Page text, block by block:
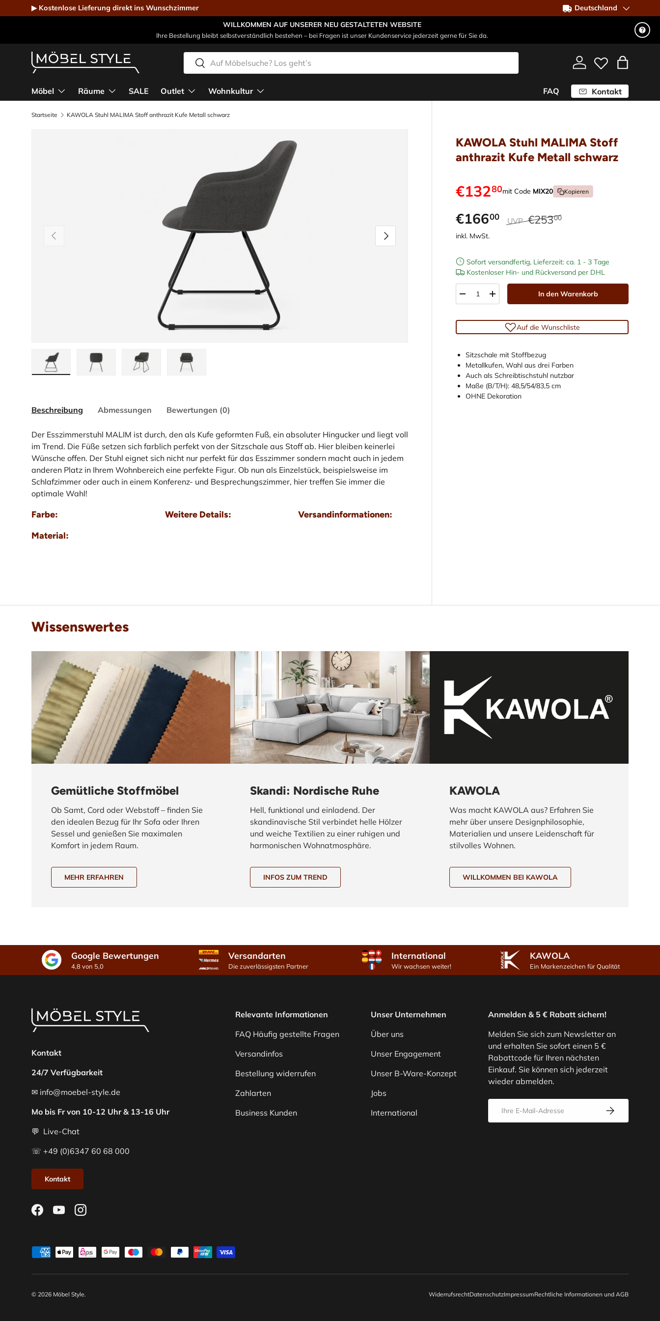
Direkt zum Inhalt
▶ Kostenlose Lieferung direkt ins Wunschzimmer
Deutschland
WILLKOMMEN AUF UNSERER NEU GESTALTETEN WEBSITE
Ihre Bestellung bleibt selbstverständlich bestehen – bei Fragen ist unser Kundenservice jederzeit gerne für Sie da.
Suchen
Suchen
Einloggen
Möbel Räume SALE Outlet Wohnkultur FAQ Kontakt
Startseite KAWOLA Stuhl MALIMA Stoff anthrazit Kufe Metall schwarz
Vorherige Nächste
Bild 1 in Galerieansicht laden
Bild 2 in Galerieansicht laden
Bild 3 in Galerieansicht laden
Bild 4 in Galerieansicht laden
KAWOLA Stuhl MALIMA Stoff
anthrazit Kufe Metall schwarz
€13280mit Code MIX20 Kopieren
€16600 UVP €25300
inkl. MwSt.
Sofort versandfertig, Lieferzeit: ca. 1 - 3 Tage
Kostenloser Hin- und Rückversand per DHL
-
+ In den Warenkorb
Auf die Wunschliste
Sitzschale mit Stoffbezug
Metallkufen, Wahl aus drei Farben
Auch als Schreibtischstuhl nutzbar
Maße (B/T/H): 48,5/54/83,5 cm
OHNE Dekoration
Beschreibung Abmessungen Bewertungen (0)
Der Esszimmerstuhl MALIM ist durch, den als Kufe geformten Fuß, ein absoluter Hingucker und liegt voll
im Trend. Die Füße setzen sich farblich perfekt von der Sitzschale aus Stoff ab. Hier bleiben keinerlei
Wünsche offen. Der Stuhl eignet sich nicht nur perfekt für das Esszimmer sondern macht auch in jedem
anderen Platz in Ihrem Wohnbereich eine perfekte Figur. Ob nun als Einzelstück, beispielsweise im
Schlafzimmer oder auch in einem Konferenz- und Besprechungszimmer, hier treffen Sie immer die
optimale Wahl!
Farbe:
Material:
Weitere Details: Versandinformationen:
Wissenswertes
Gemütliche Stoffmöbel
Ob Samt, Cord oder Webstoff – finden Sie
den idealen Bezug für Ihr Sofa oder Ihren
Sessel und genießen Sie maximalen
Komfort in jedem Raum.
MEHR ERFAHREN
Skandi: Nordische Ruhe
Hell, funktional und einladend. Der
skandinavische Stil verbindet helle Hölzer
und weiche Textilien zu einer ruhigen und
harmonischen Wohnatmosphäre.
INFOS ZUM TREND
KAWOLA
Was macht KAWOLA aus? Erfahren Sie
mehr über unsere Designphilosophie,
Materialien und unsere Leidenschaft für
stilvolles Wohnen.
WILLKOMMEN BEI KAWOLA
Google Bewertungen
4,8 von 5,0
Versandarten
Die zuverlässigsten Partner
International
Wir wachsen weiter!
KAWOLA
Ein Markenzeichen für Qualität
Kontakt
24/7 Verfügbarkeit
✉ info@moebel-style.de
Mo bis Fr von 10-12 Uhr & 13-16 Uhr
💬 Live-Chat
☏ +49 (0)6347 60 68 000
Kontakt
FacebookYouTubeInstagram
Relevante Informationen
FAQ Häufig gestellte Fragen
Versandinfos
Bestellung widerrufen
Zahlarten
Business Kunden
Unser Unternehmen
Über uns
Unser Engagement
Unser B-Ware-Konzept
Jobs
International
Anmelden & 5 € Rabatt sichern!
Melden Sie sich zum Newsletter an
und erhalten Sie sofort einen 5 €
Rabattcode für Ihren nächsten
Einkauf. Sie können sich jederzeit
wieder abmelden.
Abonnieren
Zahlungsmethoden
© 2026 Möbel Style. WiderrufsrechtDatenschutzImpressumRechtliche Informationen und AGB